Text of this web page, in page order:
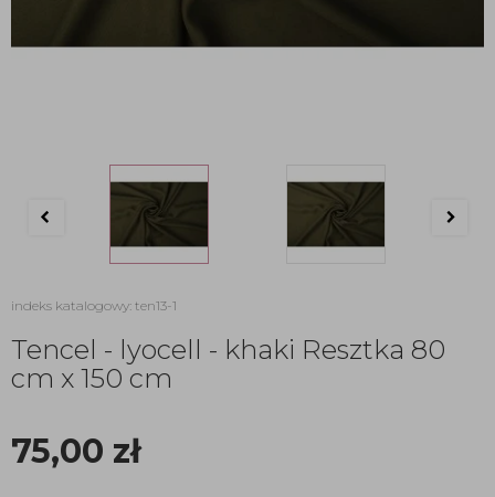
indeks katalogowy: ten13-1
Tencel - lyocell - khaki Resztka 80
cm x 150 cm
75,00 zł